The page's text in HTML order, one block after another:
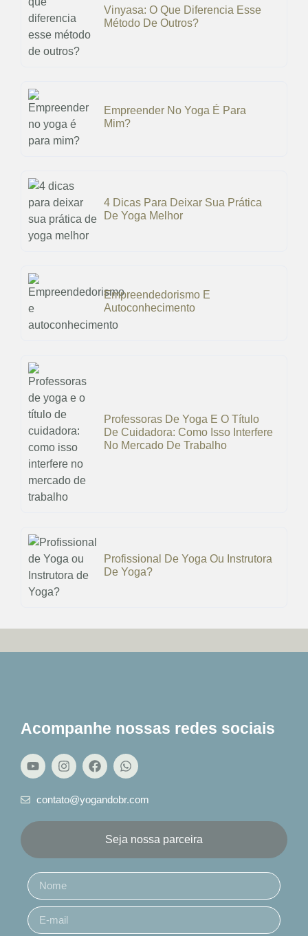
Vinyasa: O Que Diferencia Esse
Método De Outros?
Empreender No Yoga É Para
Mim?
4 Dicas Para Deixar Sua Prática
De Yoga Melhor
Empreendedorismo E
Autoconhecimento
Professoras De Yoga E O Título
De Cuidadora: Como Isso Interfere
No Mercado De Trabalho
Profissional De Yoga Ou Instrutora
De Yoga?
Acompanhe nossas redes sociais
contato@yogandobr.com
Seja nossa parceira